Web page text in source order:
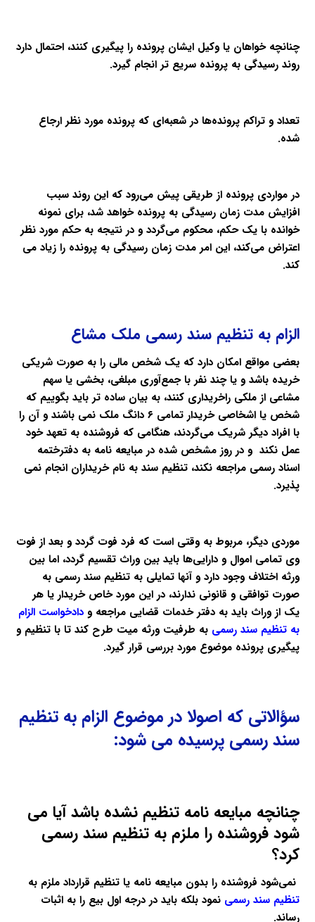
چنانچه خواهان یا وکیل ایشان پرونده را پیگیری کنند، احتمال دارد
روند رسیدگی به پرونده سریع تر انجام گیرد.
تعداد و تراکم پرونده‌ها در شعبه‌ای که پرونده مورد نظر ارجاع
شده.
در مواردی پرونده از طریقی پیش می‌رود که این روند سبب
افزایش مدت زمان رسیدگی به پرونده خواهد شد، برای نمونه
خوانده با یک حکم، محکوم می‌گردد و در نتیجه به حکم مورد نظر
اعتراض می‌کند، این امر مدت زمان رسیدگی به پرونده را زیاد می
کند.
الزام به تنظیم سند رسمی ملک مشاع
بعضی مواقع امکان دارد که یک شخص مالی را به صورت شریکی
خریده باشد و یا چند نفر با جمع‌آوری مبلغی، بخشی یا سهم
مشاعی از ملکی راخریداری کنند، به بیان ساده تر باید بگوییم که
شخص یا اشخاصی خریدار تمامی ۶ دانگ ملک نمی باشند و آن را
با افراد دیگر شریک می‌گردند، هنگامی که فروشنده به تعهد خود
عمل نکند و در روز مشخص شده در مبایعه نامه به دفترختمه
اسناد رسمی مراجعه نکند، تنظیم سند به نام خریداران انجام نمی
پذیرد.
موردی دیگر، مربوط به وقتی است که فرد فوت گردد و بعد از فوت
وی تمامی اموال و دارایی‌ها باید بین وراث تقسیم گردد، اما بین
ورثه اختلاف وجود دارد و آنها تمایلی به تنظیم سند رسمی به
صورت توافقی و قانونی ندارند، در این مورد خاص خریدار یا هر
یک از وراث باید به دفتر خدمات قضایی مراجعه ودادخواست الزام
به تنظیم سند رسمیبه طرفیت ورثه میت طرح کند تا با تنظیم و
پیگیری پرونده موضوع مورد بررسی قرار گیرد.
سؤالاتی که اصولا در موضوع الزام به تنظیم
سند رسمی پرسیده می شود:
چنانچه مبایعه ‌نامه تنظیم‌ نشده باشد آیا می
شود فروشنده را ملزم به تنظیم سند رسمی
کرد؟
نمی‌شود فروشنده را بدون مبایعه ‌نامه یا تنظیم قرارداد ملزم به
تنظیم سند رسمینمود بلکه باید در درجه اول بیع را به اثبات
رساند.